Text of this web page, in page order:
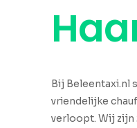
Bij Beleentaxi.nl
vriendelijke
verloopt. Wij zijn